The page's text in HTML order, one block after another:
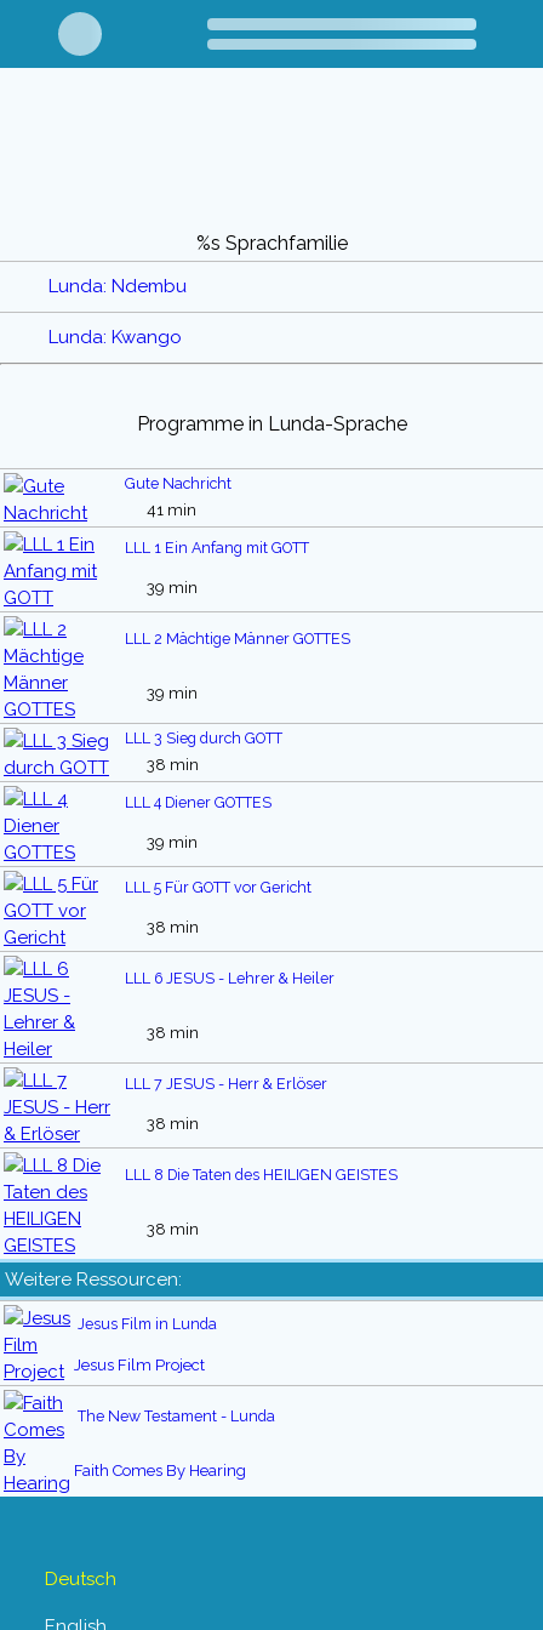
%s Sprachfamilie
Lunda: Ndembu
Lunda: Kwango
Programme in Lunda-Sprache
Gute Nachricht
41 min
LLL 1 Ein Anfang mit GOTT
39 min
LLL 2 Mächtige Männer GOTTES
39 min
LLL 3 Sieg durch GOTT
38 min
LLL 4 Diener GOTTES
39 min
LLL 5 Für GOTT vor Gericht
38 min
LLL 6 JESUS - Lehrer & Heiler
38 min
LLL 7 JESUS - Herr & Erlöser
38 min
LLL 8 Die Taten des HEILIGEN GEISTES
38 min
Weitere Ressourcen:
Jesus Film in Lunda
Jesus Film Project
The New Testament - Lunda
Faith Comes By Hearing
Deutsch